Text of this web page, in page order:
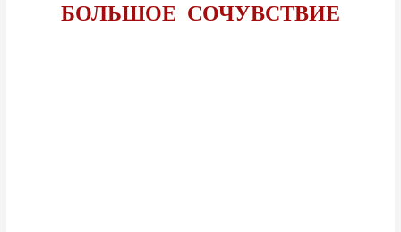
БОЛЬШОЕ СОЧУВСТВИЕ